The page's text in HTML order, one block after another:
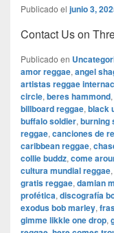
Publicado el junio 3,
Contact Us on
Publicado en
amor reggae, angel
artistas reggae
circle, beres hammond,
billboard reggae, black
buffalo soldier, burning
reggae, canciones de
caribbean reggae,
collie buddz, come
cultura mundial reggae,
gratis reggae, damian
profética, discografía
exodus bob marley,
gimme likkle one drop,